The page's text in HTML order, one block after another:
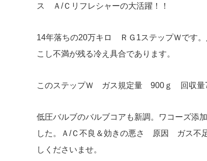
ス Ａ/Ｃリフレシャーの大活躍！！
14年落ちの20万キロ ＲＧ1ステップＷです
こし不満が残る冷え具合であります。
このステップＷ ガス規定量 900ｇ 回収量
低圧バルブのバルブコアも新調。ワコーズ
した。Ａ/Ｃ不良＆効きの悪さ 原因 ガス不
しくださいませ。